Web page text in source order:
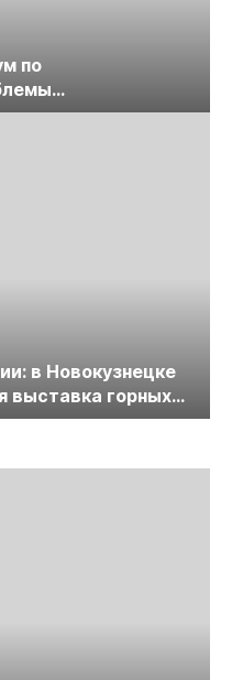
по
экспертизы
в Новокузнецке
выставка горных
Уголь России и